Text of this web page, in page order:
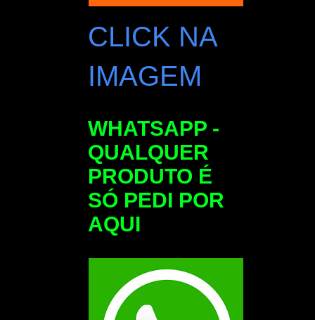
CLICK NA
IMAGEM
WHATSAPP -
QUALQUER
PRODUTO É
SÓ PEDI POR
AQUI